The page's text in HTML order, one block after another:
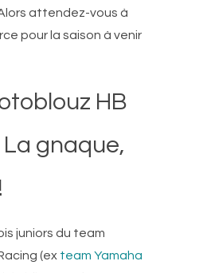
attendez-vous à
pour la saison à venir
HB
La gnaque,
juniors du team
(ex team Yamaha